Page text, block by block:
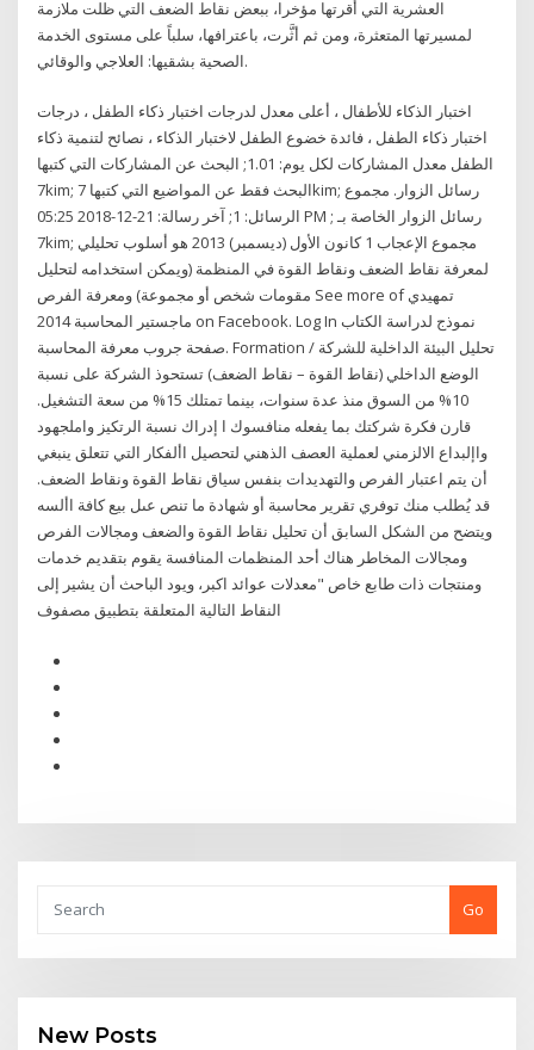
العشرية التي أقرتها مؤخرا، ببعض نقاط الضعف التي ظلت ملازمة
لمسيرتها المتعثرة، ومن ثم أثَّرت، باعترافها، سلباً على مستوى الخدمة
الصحية بشقيها: العلاجي والوقائي.
اختبار الذكاء للأطفال ، أعلى معدل لدرجات اختبار ذكاء الطفل ، درجات
اختبار ذكاء الطفل ، فائدة خضوع الطفل لاختبار الذكاء ، نصائح لتنمية ذكاء
الطفل معدل المشاركات لكل يوم: 1.01; البحث عن المشاركات التي كتبها
7kim; البحث فقط عن المواضيع التي كتبها 7kim; رسائل الزوار. مجموع
الرسائل: 1; آخر رسالة: 21-12-2018 05:25 PM ; رسائل الزوار الخاصة بـ
7kim; مجموع الإعجاب 1 كانون الأول (ديسمبر) 2013 هو أسلوب تحليلي
لمعرفة نقاط الضعف ونقاط القوة في المنظمة (ويمكن استخدامه لتحليل
مقومات شخص أو مجموعة) ومعرفة الفرص See more of ‎تمهيدي
ماجستير المحاسبة 2014‎ on Facebook. Log In نموذج لدراسة الكتاب
صفحة جروب معرفة المحاسبة. Formation تحليل البيئة الداخلية للشركة /
الوضع الداخلي (نقاط القوة – نقاط الضعف) تستحوذ الشركة على نسبة
10% من السوق منذ عدة سنوات، بينما تمتلك 15% من سعة التشغيل.
قارن فكرة شركتك بما يفعله منافسوك ا إدراك نسبة الرتكيز واملجهود
واإلبداع الالزمني لعملية العصف الذهني لتحصيل األفكار التي تتعلق ينبغي
أن يتم اعتبار الفرص والتهديدات بنفس سياق نقاط القوة ونقاط الضعف.
قد يُطلب منك توفري تقرير محاسبة أو شهادة ما تنص عىل بيع كافة األسه
ويتضح من الشكل السابق أن تحليل نقاط القوة والضعف ومجالات الفرص
ومجالات المخاطر هناك أحد المنظمات المنافسة يقوم بتقديم خدمات
ومنتجات ذات طابع خاص "معدلات عوائد اكبر، ويود الباحث أن يشير إلى
النقاط التالية المتعلقة بتطبيق مصفوف
Go
New Posts